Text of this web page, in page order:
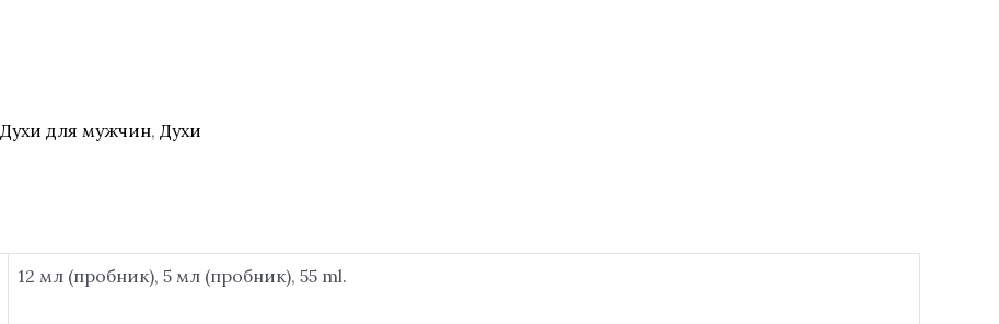
Духи для мужчин, Духи
12 мл (пробник), 5 мл (пробник), 55 ml.